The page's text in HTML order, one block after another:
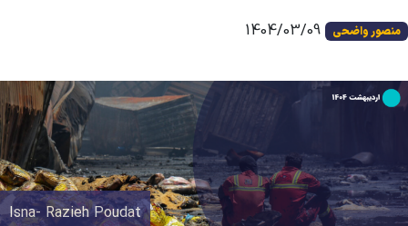
منصور واضحی 1404/03/09
Isna- Razieh Poudat